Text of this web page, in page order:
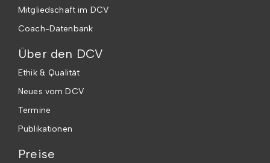
Mitgliedschaft im DCV
Coach-Datenbank
Über den DCV
Ethik & Qualität
Neues vom DCV
Termine
Publikationen
Preise